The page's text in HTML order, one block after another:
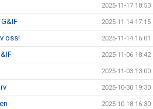
2025-11-17 18:53
2025-11-14 17:15
oss! 2025-11-14 16:01
2025-11-06 18:42
2025-11-03 13:00
2025-10-30 19:30
2025-10-18 16:30